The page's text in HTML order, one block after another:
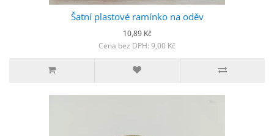
Šatní plastové ramínko na oděv
10,89 Kč
Cena bez DPH: 9,00 Kč